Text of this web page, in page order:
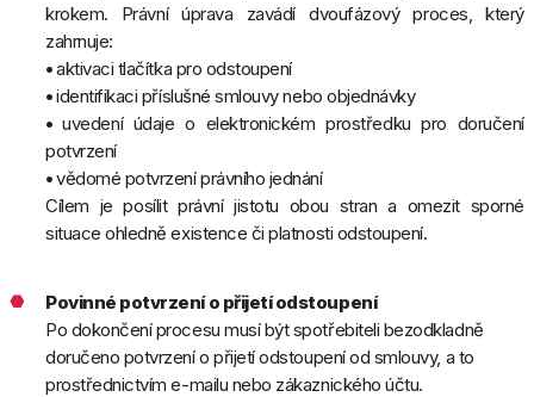
krokem. Právní úprava zavádí dvoufázový proces, který
zahrnuje:
•aktivaci tlačítka pro odstoupení
•identifikaci příslušné smlouvy nebo objednávky
•uvedení údaje o elektronickém prostředku pro doručení
potvrzení
•vědomé potvrzení právního jednání
Cílem je posílit právní jistotu obou stran a omezit sporné
situace ohledně existence či platnosti odstoupení.
Povinné potvrzení o přijetí odstoupení
Po dokončení procesu musí být spotřebiteli bezodkladně
doručeno potvrzení o přijetí odstoupení od smlouvy, a to
prostřednictvím e-mailu nebo zákaznického účtu.